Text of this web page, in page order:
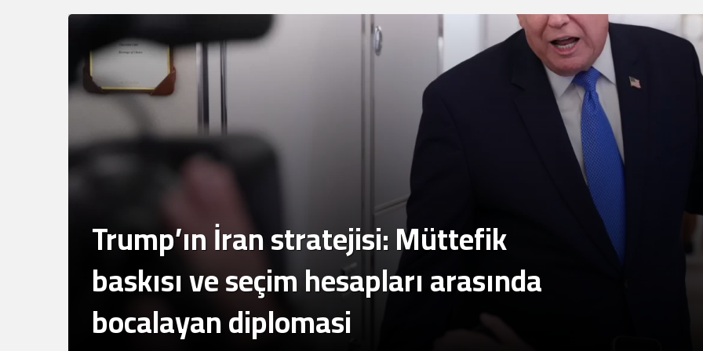
ve mülklerine baskı
artıyor
devirme planı rejiminin direncini
neden yanlış anlıyor
sınıflar yıkıldı
Trump’ın İran stratejisi: Müttefik
baskısı ve seçim hesapları arasında
bocalayan diplomasi